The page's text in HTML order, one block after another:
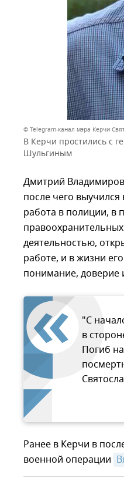
© Telegram-канал мэра Керчи
В Керчи простились с
Шульгиным
Дмитрий
после чего
работа в полиции, в
деятельностью,
работе, и в жизни
понимание, доверие
"С
в
Погиб
Ранее в Керчи в
военной операции